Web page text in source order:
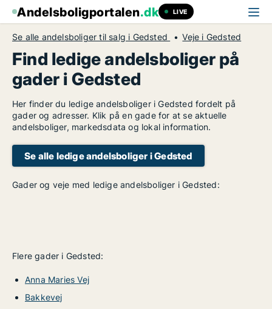
Andelsboligportalen.dk LIVE
Se alle andelsboliger til salg i Gedsted Veje i Gedsted
Find ledige andelsboliger på
gader i Gedsted
Her finder du ledige andelsboliger i Gedsted fordelt på
gader og adresser. Klik på en gade for at se aktuelle
andelsboliger, markedsdata og lokal information.
Se alle ledige andelsboliger i Gedsted
Gader og veje med ledige andelsboliger i Gedsted:
Flere gader i Gedsted:
Anna Maries Vej
Bakkevej